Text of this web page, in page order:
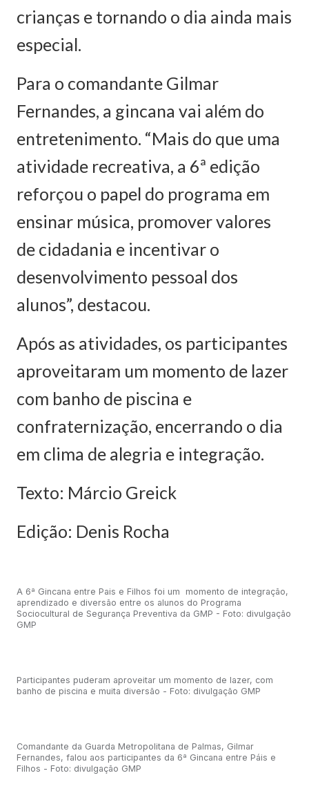
crianças e tornando o dia ainda mais
especial.
Para o comandante Gilmar
Fernandes, a gincana vai além do
entretenimento. “Mais do que uma
atividade recreativa, a 6ª edição
reforçou o papel do programa em
ensinar música, promover valores
de cidadania e incentivar o
desenvolvimento pessoal dos
alunos”, destacou.
Após as atividades, os participantes
aproveitaram um momento de lazer
com banho de piscina e
confraternização, encerrando o dia
em clima de alegria e integração.
Texto: Márcio Greick
Edição: Denis Rocha
A 6ª Gincana entre Pais e Filhos foi um momento de integração,
aprendizado e diversão entre os alunos do Programa
Sociocultural de Segurança Preventiva da GMP - Foto: divulgação
GMP
Participantes puderam aproveitar um momento de lazer, com
banho de piscina e muita diversão - Foto: divulgação GMP
Comandante da Guarda Metropolitana de Palmas, Gilmar
Fernandes, falou aos participantes da 6ª Gincana entre Páis e
Filhos - Foto: divulgação GMP